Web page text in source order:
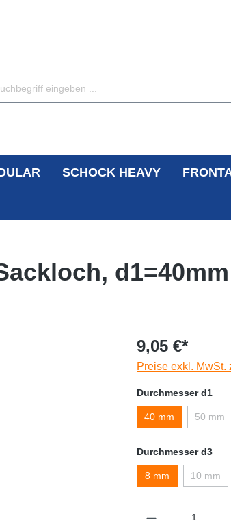
SCHOCK HEAVY
9,05 €*
Preise exkl. MwSt.
Durchmesser d1
40 mm 50 mm
Durchmesser d3
8 mm 10 mm